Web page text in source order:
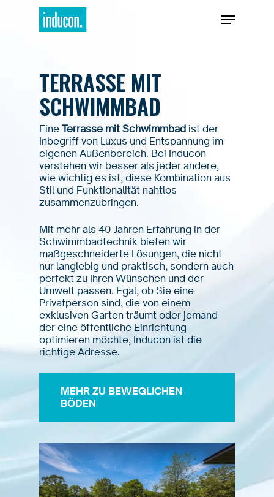
TERRASSE MIT
SCHWIMMBAD
EineTerrasse mit Schwimmbad ist der
Inbegriff von Luxus und Entspannung im
eigenen Außenbereich. Bei Inducon
verstehen wir besser als jeder andere,
wie wichtig es ist, diese Kombination aus
Stil und Funktionalität nahtlos
zusammenzubringen.
Mit mehr als 40 Jahren Erfahrung in der
Schwimmbadtechnik bieten wir
maßgeschneiderte Lösungen, die nicht
nur langlebig und praktisch, sondern auch
perfekt zu Ihren Wünschen und der
Umwelt passen. Egal, ob Sie eine
Privatperson sind, die von einem
exklusiven Garten träumt oder jemand
der eine öffentliche Einrichtung
optimieren möchte, Inducon ist die
richtige Adresse.
MEHR ZU BEWEGLICHEN
BÖDEN